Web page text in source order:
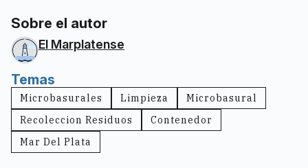
Sobre el autor
El Marplatense
Temas
Microbasurales Limpieza
Microbasural
Recoleccion Residuos
Contenedor
Mar Del Plata